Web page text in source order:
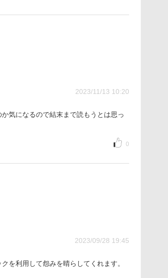
2023/11/13 10:20
気になるので結末まで読もうとは思っ
0
2023/09/28 19:45
を利用して怨みを晴らしてくれます。